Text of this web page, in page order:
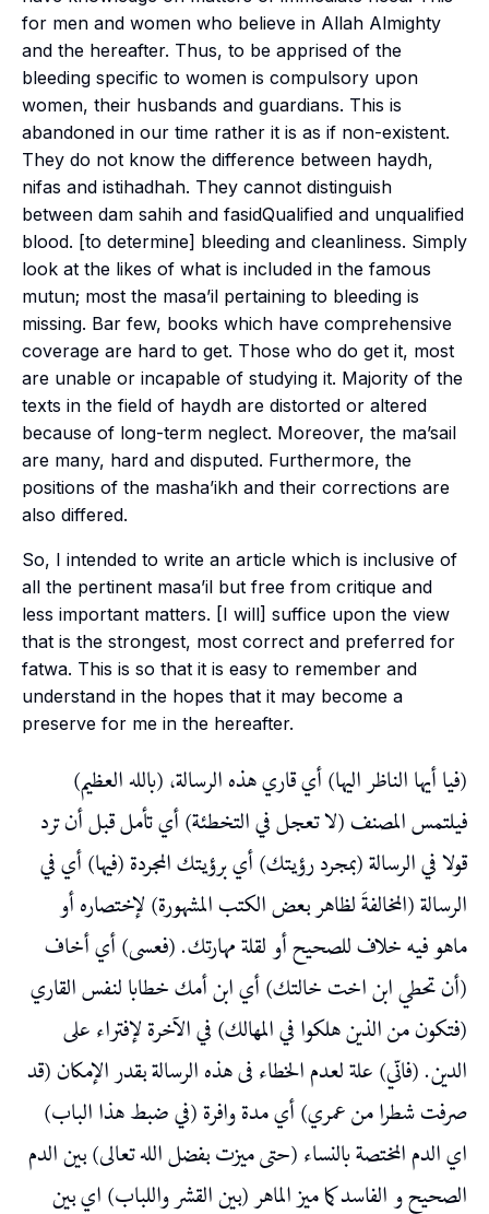
for men and women who believe in Allah Almighty
and the hereafter. Thus, to be apprised of the
bleeding specific to women is compulsory upon
women, their husbands and guardians. This is
abandoned in our time rather it is as if non-existent.
They do not know the difference between haydh,
nifas and istihadhah. They cannot distinguish
between dam sahih and fasidQualified and unqualified
blood. [to determine] bleeding and cleanliness. Simply
look at the likes of what is included in the famous
mutun; most the masa’il pertaining to bleeding is
missing. Bar few, books which have comprehensive
coverage are hard to get. Those who do get it, most
are unable or incapable of studying it. Majority of the
texts in the field of haydh are distorted or altered
because of long-term neglect. Moreover, the ma’sail
are many, hard and disputed. Furthermore, the
positions of the masha’ikh and their corrections are
also differed.
So, I intended to write an article which is inclusive of
all the pertinent masa’il but free from critique and
less important matters. [I will] suffice upon the view
that is the strongest, most correct and preferred for
fatwa. This is so that it is easy to remember and
understand in the hopes that it may become a
preserve for me in the hereafter.
(فيا أيها الناظر اليها) أي قاري هذه الرسالة، (بالله العظيم)
فيلتمس المصنف (لا تعجل في التخطئة) أي تأمل قبل أن ترد
قولا في الرسالة (بمجرد رؤيتك) أي برؤيتك المجردة (فيها) أي في
الرسالة (المخالفةَ لظاهر بعض الكتب المشهورة) لإختصاره أو
ماهو فيه خلاف للصحيح أو لقلة مهارتك. (فعسى) أي أخاف
(أن تحطي ابن اخت خالتك) أي ابن أمك خطابا لنفس القاري
(فتكون من الذين هلكوا في المهالك) في الآخرة لإفتراء على
الدين. (فانّي) علة لعدم الخطاء فى هذه الرسالة بقدر الإمكان (قد
صرفت شطرا من عمري) أي مدة وافرة (في ضبط هذا الباب)
اي الدم المختصة بالنساء (حتى ميزت بفضل الله تعالى) بين الدم
الصحيح و الفاسد كما ميز الماهر (بين القشر واللباب) اي بين